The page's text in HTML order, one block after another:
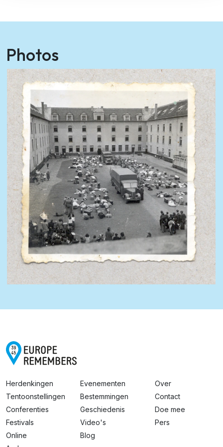
Photos
Herdenkingen
Tentoonstellingen
Conferenties
Festivals
Online
Evenementen
Bestemmingen
Geschiedenis
Video's
Blog
Over
Contact
Doe mee
Pers